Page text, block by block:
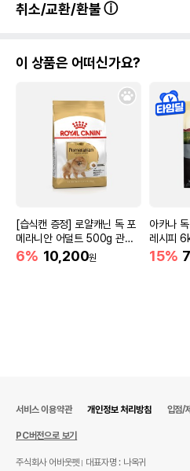
취소/교환/환불
이 상품은 어떠신가요?
[습식캔 증정] 로얄캐닌 독 포
메라니안 어덜트 500g 관절
건강
6% 10,200원
아카나
레시피
15%
서비스 이용약관 개인정보 처리방침 입점/
PC버전으로 보기
주식회사 어바웃펫 대표자명 : 나옥귀